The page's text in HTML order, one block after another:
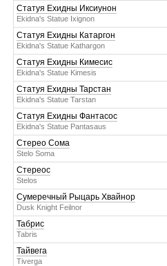
Статуя Ехидны Иксиунон
Ekidna's Statue Ixignon
Статуя Ехидны Катаргон
Ekidna's Statue Kathargon
Статуя Ехидны Кимесис
Ekidna's Statue Kimesis
Статуя Ехидны Тарстан
Ekidna's Statue Tarstan
Статуя Ехидны Фантасос
Ekidna's Statue Pantasaus
Стерео Сома
Stelo Soma
Стереос
Stelos
Сумеречный Рыцарь Хвайнор
Dusk Knight Feilnor
Табрис
Tabris
Тайвега
Tiverga